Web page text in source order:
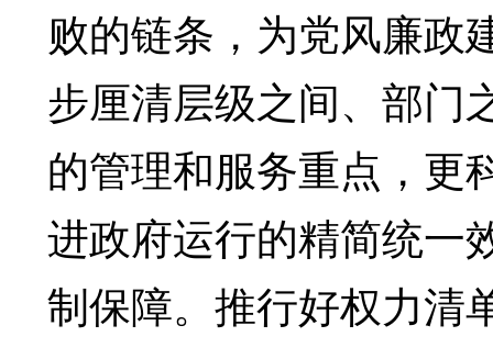
败的链条，为党风廉政
步厘清层级之间、部门
的管理和服务重点，更
进政府运行的精简统一
制保障。推行好权力清